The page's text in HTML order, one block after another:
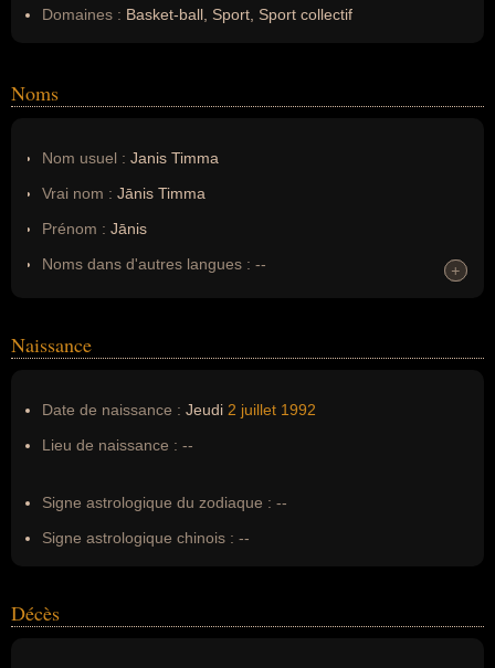
Domaines : Basket-ball, Sport, Sport collectif
Noms
Nom usuel : Janis Timma
Vrai nom : Jānis Timma
Prénom : Jānis
Noms dans d'autres langues : --
Nom de famille :Timma
+
+
Naissance
Date de naissance : Jeudi 2 juillet 1992
Lieu de naissance : --
Signe astrologique du zodiaque : --
Signe astrologique chinois : --
Décès